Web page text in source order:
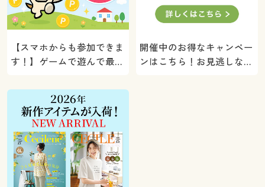
【スマホからも参加できま
す！】ゲームで遊んで最大
ト！
開催中のお得なキャンペー
ンはこちら！お見逃しな